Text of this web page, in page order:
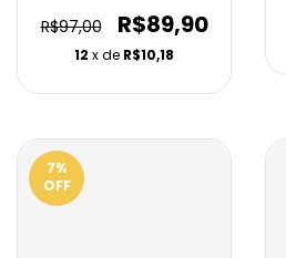
R$97,00 R$89,90
12 x de R$10,18
7%
OFF